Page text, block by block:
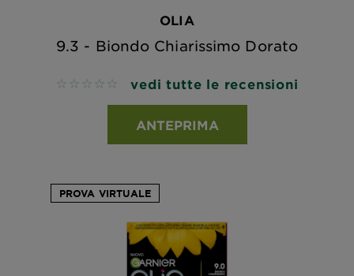
OLIA
9.3 - Biondo Chiarissimo Dorato
No reviews vedi tutte le recensioni
ANTEPRIMA
PROVA VIRTUALE